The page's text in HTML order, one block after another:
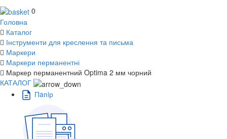
0
Головна
Каталог
Інструменти для креслення та письма
Маркери
Маркери перманентні
Маркер перманентний Optima 2 мм чорний
КАТАЛОГ
Пaпiр